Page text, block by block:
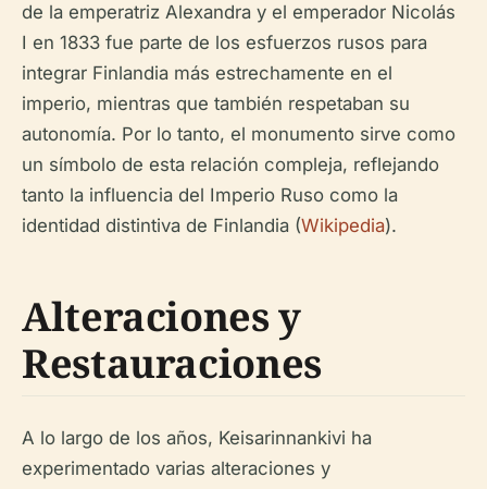
de la emperatriz Alexandra y el emperador Nicolás
I en 1833 fue parte de los esfuerzos rusos para
integrar Finlandia más estrechamente en el
imperio, mientras que también respetaban su
autonomía. Por lo tanto, el monumento sirve como
un símbolo de esta relación compleja, reflejando
tanto la influencia del Imperio Ruso como la
identidad distintiva de Finlandia (Wikipedia).
Alteraciones y
Restauraciones
A lo largo de los años, Keisarinnankivi ha
experimentado varias alteraciones y